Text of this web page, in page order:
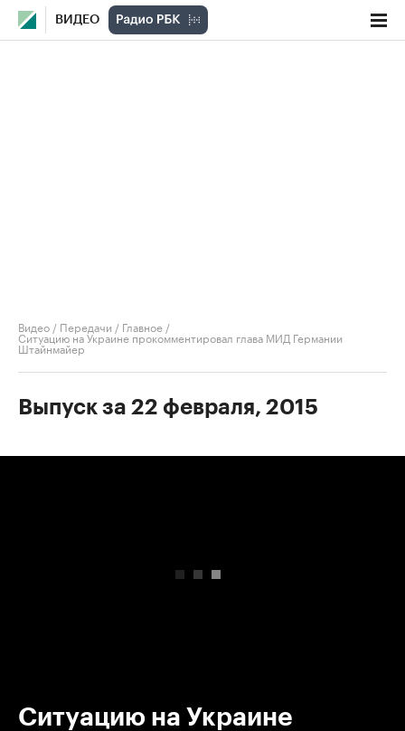
ВИДЕО
Видео / Передачи / Главное /
Ситуацию на Украине прокомментировал глава МИД Германии
Штайнмайер
Выпуск за 22 февраля, 2015
Ситуацию на Украине